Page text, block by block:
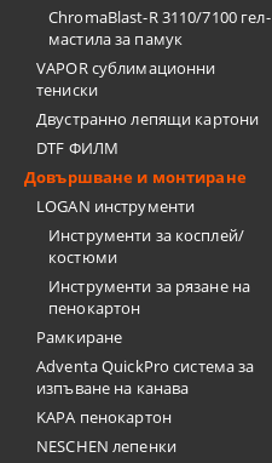
ChromaBlast-R 3110/7100 гел-
мастила за памук
VAPOR сублимационни
тениски
Двустранно лепящи картони
DTF ФИЛМ
Довършване и монтиране
LOGAN инструменти
Инструменти за косплей/
костюми
Инструменти за рязане на
пенокартон
Рамкиране
Adventa QuickPro система за
изпъване на канава
KAPA пенокартон
NESCHEN лепенки